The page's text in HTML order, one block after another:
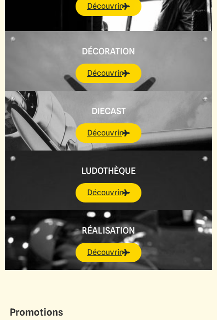
Découvrir
DÉCORATION
Découvrir
DIECAST
Découvrir
LUDOTHÈQUE
Découvrir
RÉALISATION
Découvrir
Promotions